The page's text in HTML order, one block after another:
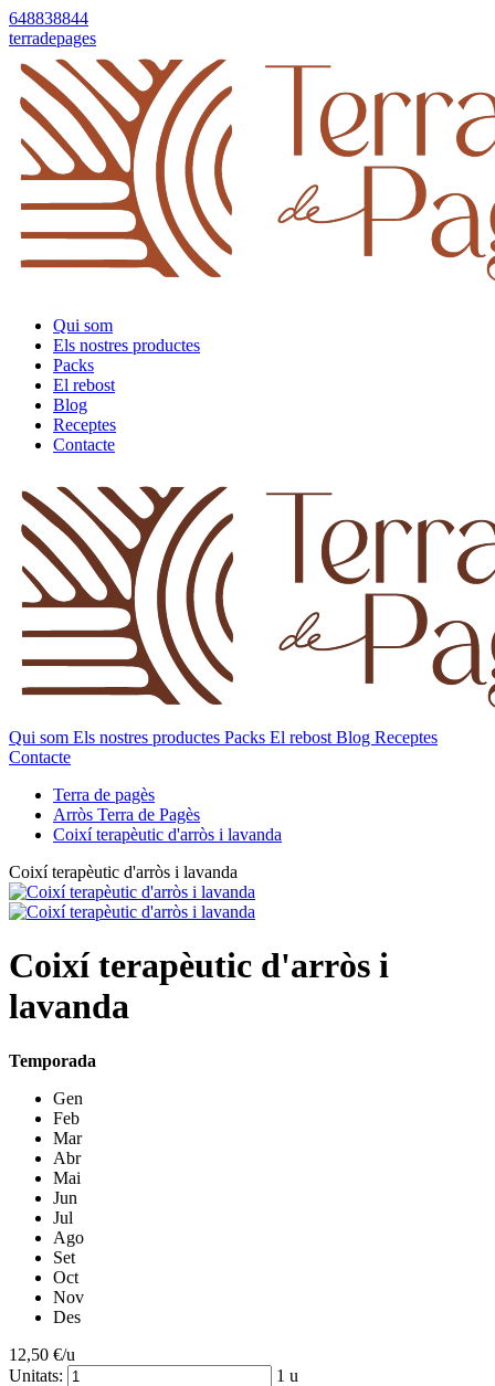
648838844
terradepages
Qui som
Els nostres productes
Packs
El rebost
Blog
Receptes
Contacte
Qui som Els nostres productes Packs El rebost Blog Receptes
Contacte
Terra de pagès
Arròs Terra de Pagès
Coixí terapèutic d'arròs i lavanda
Coixí terapèutic d'arròs i lavanda
Coixí terapèutic d'arròs i
lavanda
Temporada
Gen
Feb
Mar
Abr
Mai
Jun
Jul
Ago
Set
Oct
Nov
Des
12,50 €/u
Unitats:
1 u